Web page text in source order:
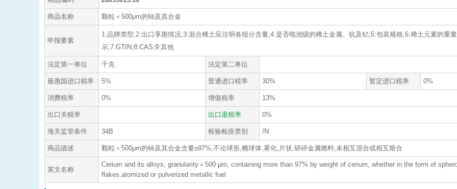
商品名称 颗粒＜500μm的铈及其合金
申报要素
1:品牌类型;2:出口享惠情况;3:混合稀土应注明各组分含量;4:是否电池级的稀土金属、钪及钇;5:包装规格;6:稀土元素的重
示;7:GTIN;8:CAS;9:其他
法定第一单位 千克 法定第二单位
最惠国进口税率 5% 普通进口税率 30% 暂定进口税率 0%
消费税率 0% 增值税率 13%
出口关税率 出口退税率 0%
海关监管条件 34B 检验检疫类别 /N
商品描述 颗粒＜500μm的铈及其合金含量≥97%,不论球形,椭球体,雾化,片状,研碎金属燃料;未相互混合或相互熔合
英文名称
Cerium and its alloys, granularity＜500 μm, containing more than 97% by weight of cerium, whether in the form of
flakes,atomized or pulverized metallic fuel